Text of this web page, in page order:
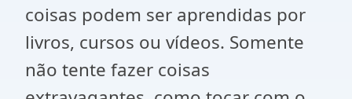
coisas podem ser aprendidas por
livros, cursos ou vídeos. Somente
não tente fazer coisas